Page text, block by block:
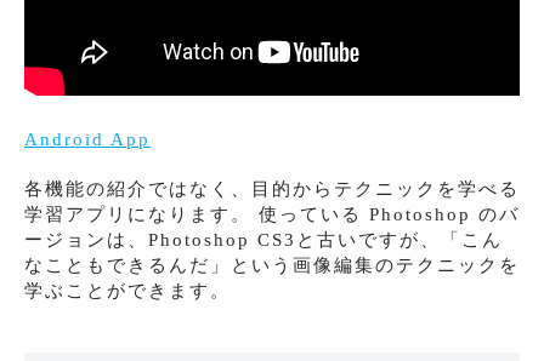
Android App
各機能の紹介ではなく、目的からテクニックを学べる
学習アプリになります。 使っている Photoshop のバ
ージョンは、Photoshop CS3と古いですが、「こん
なこともできるんだ」という画像編集のテクニックを
学ぶことができます。